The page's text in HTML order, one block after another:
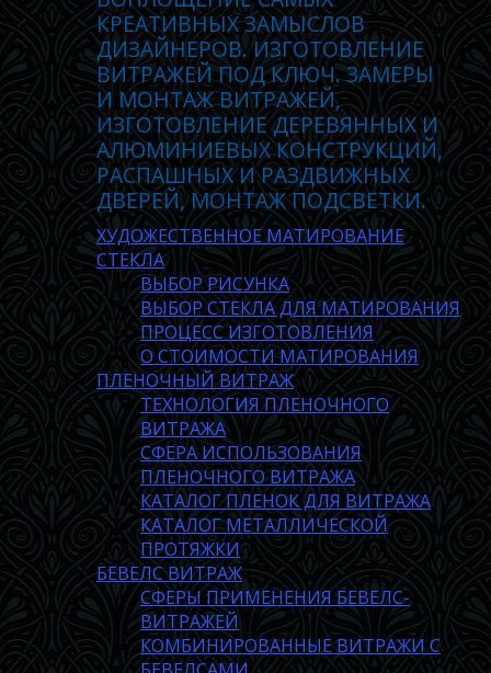
КРЕАТИВНЫХ ЗАМЫСЛОВ
ДИЗАЙНЕРОВ. ИЗГОТОВЛЕНИЕ
ВИТРАЖЕЙ ПОД КЛЮЧ. ЗАМЕРЫ
И МОНТАЖ ВИТРАЖЕЙ,
ИЗГОТОВЛЕНИЕ ДЕРЕВЯННЫХ И
АЛЮМИНИЕВЫХ КОНСТРУКЦИЙ,
РАСПАШНЫХ И РАЗДВИЖНЫХ
ДВЕРЕЙ, МОНТАЖ ПОДСВЕТКИ.
ХУДОЖЕСТВЕННОЕ МАТИРОВАНИЕ
СТЕКЛА
ВЫБОР РИСУНКА
ВЫБОР СТЕКЛА ДЛЯ МАТИРОВАНИЯ
ПРОЦЕСС ИЗГОТОВЛЕНИЯ
О СТОИМОСТИ МАТИРОВАНИЯ
ПЛЕНОЧНЫЙ ВИТРАЖ
ТЕХНОЛОГИЯ ПЛЕНОЧНОГО
ВИТРАЖА
СФЕРА ИСПОЛЬЗОВАНИЯ
ПЛЕНОЧНОГО ВИТРАЖА
КАТАЛОГ ПЛЕНОК ДЛЯ ВИТРАЖА
КАТАЛОГ МЕТАЛЛИЧЕСКОЙ
ПРОТЯЖКИ
БЕВЕЛС ВИТРАЖ
СФЕРЫ ПРИМЕНЕНИЯ БЕВЕЛС-
ВИТРАЖЕЙ
КОМБИНИРОВАННЫЕ ВИТРАЖИ С